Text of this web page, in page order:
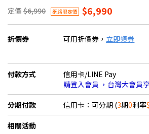
定價 $6,990 網路限定價 $6,990
折價券 可用折價券， 立即領券
付款方式
信用卡/LINE Pay
請登入會員 ，台灣大會員
分期付款 信用卡：可分期 (3期0利率
＊實際可分期數、適用利率，請以購物車顯
相關活動